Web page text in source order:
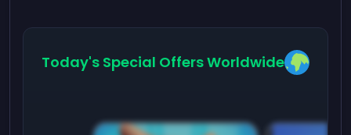
Today's Special Offers Worldwide